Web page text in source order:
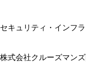
セキュリティ・インフラ
株式会社クルーズマンズ